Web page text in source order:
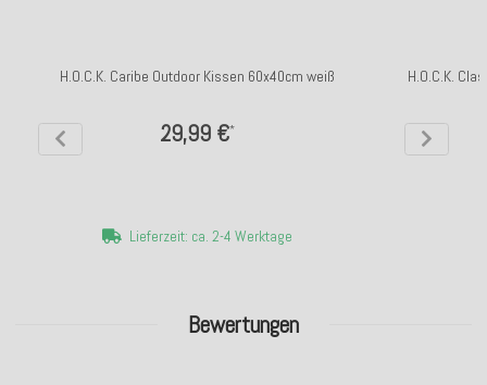
Bewertungen
H.O.C.K. Caribe Outdoor Kissen 60x40cm weiß
29,99 €*
Lieferzeit: ca. 2-4 Werktage
H.O.C.K.